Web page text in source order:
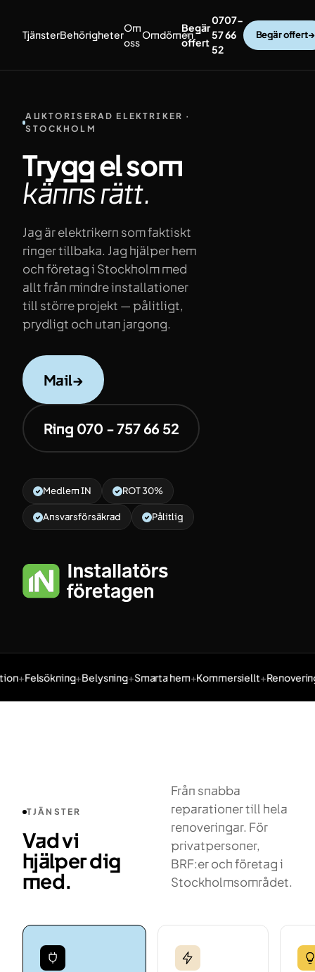
TjänsterBehörigheter
Om
oss
Omdömen
Begär
offert
0707-
57 66
52
Begär offert→
AUKTORISERAD ELEKTRIKER ·
STOCKHOLM
Trygg el som
kännsrätt.
Jag är elektrikern som faktiskt
ringer tillbaka. Jag hjälper hem
och företag i Stockholm med
allt från mindre installationer
till större projekt — pålitligt,
prydligt och utan jargong.
Mail→
Ring 070 - 757 66 52
Medlem IN ROT 30%
Ansvarsförsäkrad Pålitlig
Felsökning Belysning Smarta hem Kommersiellt Renovering
TJÄNSTER
Vad vi
hjälper dig
med.
Från snabba
reparationer till hela
renoveringar. För
privatpersoner,
BRF:er och företag i
Stockholmsområdet.